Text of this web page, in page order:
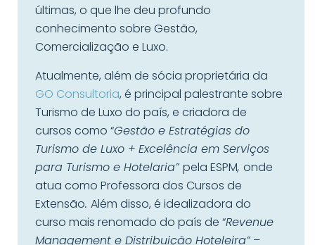
últimas, o que lhe deu profundo
conhecimento sobre Gestão,
Comercialização e Luxo.
Atualmente, além de sócia proprietária da
GO Consultoria, é principal palestrante sobre
Turismo de Luxo do país, e criadora de
cursos como “Gestão e Estratégias do
Turismo de Luxo + Excelência em Serviços
para Turismo e Hotelaria”pela ESPM, onde
atua como Professora dos Cursos de
Extensão. Além disso, é idealizadora do
curso mais renomado do país de “Revenue
Management e Distribuição Hoteleira”–